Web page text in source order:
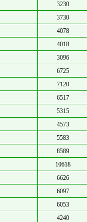
3230
3730
4078
4018
3096
6725
7120
6517
5315
4573
5583
8589
10618
6626
6097
6053
4240